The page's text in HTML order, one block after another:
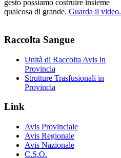
gesto possiamo costruire insieme
qualcosa di grande. Guarda il video.
Raccolta Sangue
Unità di Raccolta Avis in
Provincia
Strutture Trasfusionali in
Provincia
Link
Avis Provinciale
Avis Regionale
Avis Nazionale
C.S.O.